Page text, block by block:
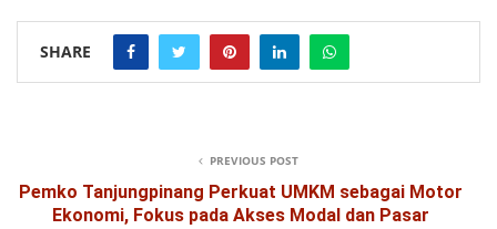
SHARE
PREVIOUS POST
Pemko Tanjungpinang Perkuat UMKM sebagai Motor
Ekonomi, Fokus pada Akses Modal dan Pasar